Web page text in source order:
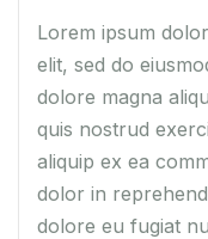
Lorem ipsum
elit, sed do
dolore magna
quis nostrud
aliquip ex ea
dolor in
dolore eu fugiat